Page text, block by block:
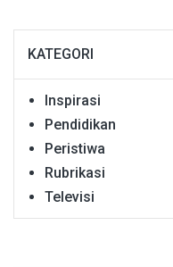
KATEGORI
Inspirasi
Pendidikan
Peristiwa
Rubrikasi
Televisi